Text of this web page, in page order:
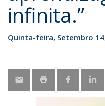
infinita.”
Quinta-feira, Setembro